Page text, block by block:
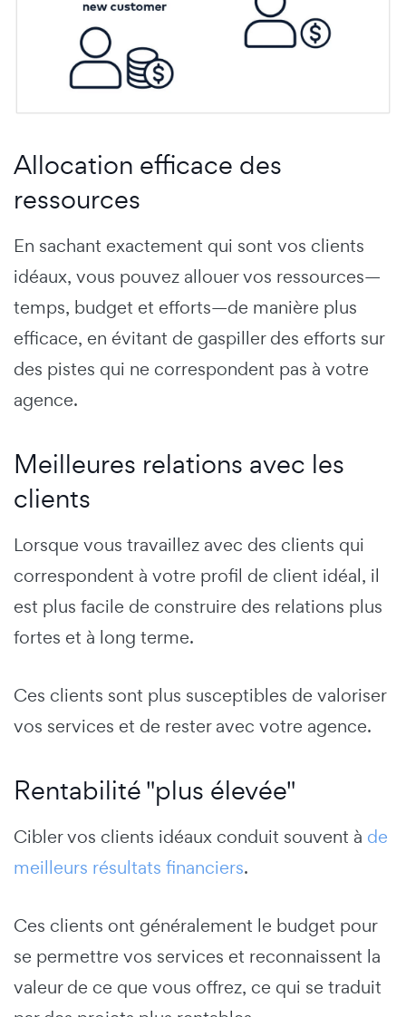
Allocation efficace des
ressources
En sachant exactement qui sont vos clients
idéaux, vous pouvez allouer vos ressources—
temps, budget et efforts—de manière plus
efficace, en évitant de gaspiller des efforts sur
des pistes qui ne correspondent pas à votre
agence.
Meilleures relations avec les
clients
Lorsque vous travaillez avec des clients qui
correspondent à votre profil de client idéal, il
est plus facile de construire des relations plus
fortes et à long terme.
Ces clients sont plus susceptibles de valoriser
vos services et de rester avec votre agence.
Rentabilité "plus élevée"
Cibler vos clients idéaux conduit souvent à de
meilleurs résultats financiers.
Ces clients ont généralement le budget pour
se permettre vos services et reconnaissent la
valeur de ce que vous offrez, ce qui se traduit